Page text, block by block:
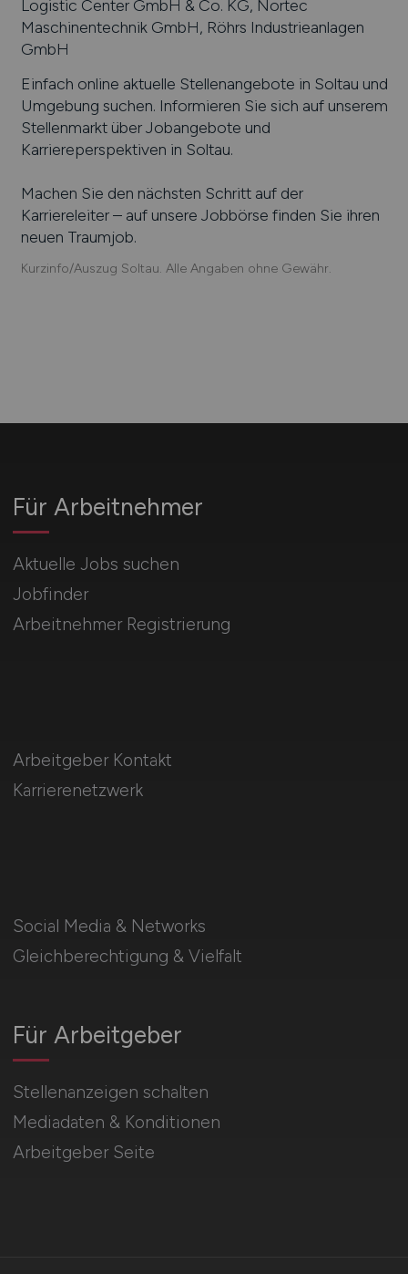
Logistic Center GmbH & Co. KG, Nortec
Maschinentechnik GmbH, Röhrs Industrieanlagen
GmbH
Einfach online aktuelle Stellenangebote in Soltau und
Umgebung suchen. Informieren Sie sich auf unserem
Stellenmarkt über Jobangebote und
Karriereperspektiven in Soltau.
Machen Sie den nächsten Schritt auf der
Karriereleiter – auf unsere Jobbörse finden Sie ihren
neuen Traumjob.
Kurzinfo/Auszug Soltau. Alle Angaben ohne Gewähr.
Für Arbeitnehmer
Aktuelle Jobs suchen
Jobfinder
Arbeitnehmer Registrierung
Social Media & Networks
Gleichberechtigung & Vielfalt
Für Arbeitgeber
Stellenanzeigen schalten
Mediadaten & Konditionen
Arbeitgeber Seite
Arbeitgeber Kontakt
Karrierenetzwerk